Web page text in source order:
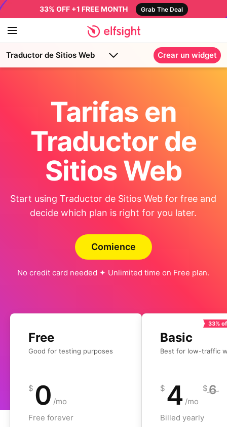
33% OFF +1 FREE MONTH Grab The Deal
Traductor de Sitios Web Crear un widget
Tarifas en
Traductor de
Sitios Web
Start using Traductor de Sitios Web for free and
decide which plan is right for you later.
Comience
No credit card needed ✦ Unlimited time on Free plan.
Free
Good for testing purposes
$ 0 /mo
Free forever
Basic
Best for low-traffic
33%
$ 4 /mo
$6
Billed yearly